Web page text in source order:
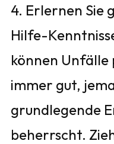
4. Erlernen Sie
Hilfe-
können Unfälle
immer gut,
grundlegende
beherrscht.